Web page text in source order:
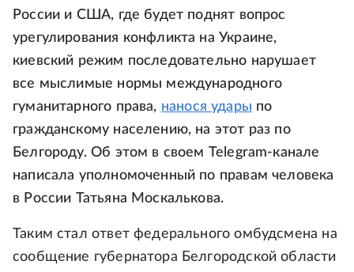
России и США, где будет поднят вопрос
урегулирования конфликта на Украине,
киевский режим последовательно нарушает
все мыслимые нормы международного
гуманитарного права, нанося удары по
гражданскому населению, на этот раз по
Белгороду. Об этом в своем Telegram-канале
написала уполномоченный по правам человека
в России Татьяна Москалькова.
Таким стал ответ федерального омбудсмена на
сообщение губернатора Белгородской области